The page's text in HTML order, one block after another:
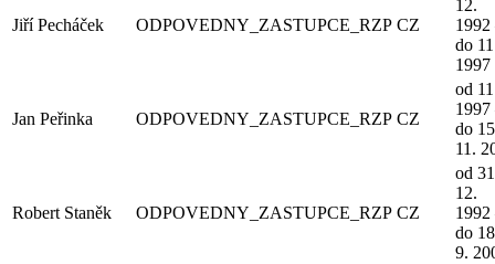
Jiří Pecháček ODPOVEDNY_ZASTUPCE_RZP CZ
12.
1992
do
1997
Jan Peřinka ODPOVEDNY_ZASTUPCE_RZP CZ
od
1997
do
11.
Robert Staněk ODPOVEDNY_ZASTUPCE_RZP CZ
od
12.
1992
do
9.